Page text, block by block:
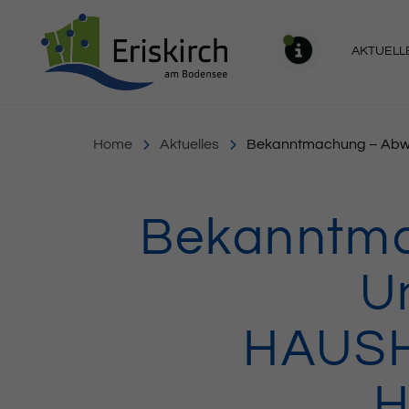
Home Aktuelles Bekanntmachung –